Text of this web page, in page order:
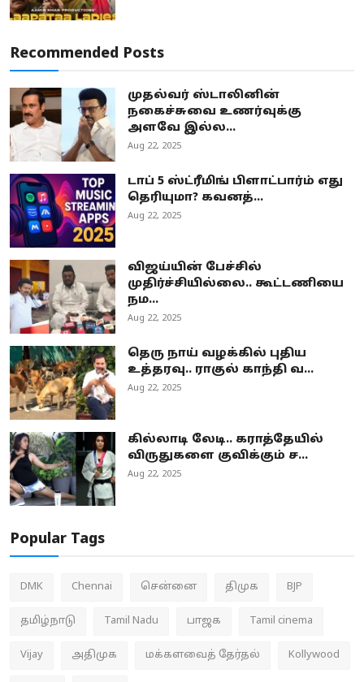
Recommended Posts
முதல்வர் ஸ்டாலினின்
நகைச்சுவை உணர்வுக்கு
அளவே இல்ல...
Aug 22, 2025
டாப் 5 ஸ்ட்ரீமிங் பிளாட்பார்ம் எது
தெரியுமா? கவனத்...
Aug 22, 2025
விஜய்யின் பேச்சில்
முதிர்ச்சியில்லை.. கூட்டணியை
நம...
Aug 22, 2025
தெரு நாய் வழக்கில் புதிய
உத்தரவு.. ராகுல் காந்தி வ...
Aug 22, 2025
கில்லாடி லேடி.. கராத்தேயில்
விருதுகளை குவிக்கும் ச...
Aug 22, 2025
Popular Tags
DMK Chennai சென்னை திமுக BJP
தமிழ்நாடு Tamil Nadu பாஜக Tamil cinema
Vijay அதிமுக மக்களவைத் தேர்தல் Kollywood